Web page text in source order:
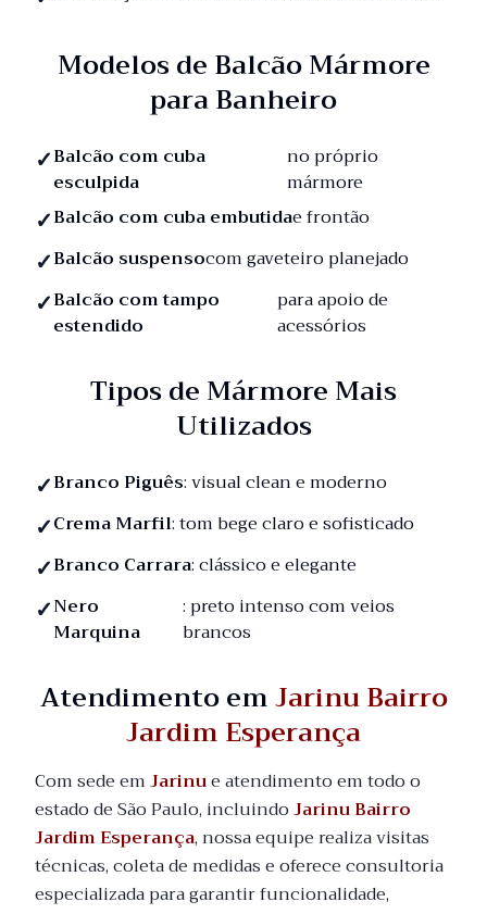
Modelos de Balcão Mármore
para Banheiro
Balcão com cuba
esculpida
no próprio
mármore
Balcão com cuba embutidae frontão
Balcão suspensocom gaveteiro planejado
Balcão com tampo
estendido
para apoio de
acessórios
Tipos de Mármore Mais
Utilizados
Branco Piguês: visual clean e moderno
Crema Marfil: tom bege claro e sofisticado
Branco Carrara: clássico e elegante
Nero
Marquina
: preto intenso com veios
brancos
Atendimento emJarinu Bairro
Jardim Esperança
Com sede emJarinue atendimento em todo o
estado de São Paulo, incluindoJarinu Bairro
Jardim Esperança, nossa equipe realiza visitas
técnicas, coleta de medidas e oferece consultoria
especializada para garantir funcionalidade,